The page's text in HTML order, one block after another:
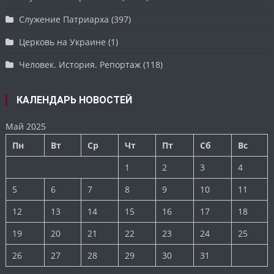
Служение Патриарха (397)
Церковь на Украине (1)
Человек. История. Репортаж (118)
КАЛЕНДАРЬ НОВОСТЕЙ
Май 2025
Пн
Вт Ср Чт Пт Сб
Вс
1
2 3
4
5
6 7 8 9 10
11
12
13 14 15 16 17
18
19
20 21 22 23 24
25
26
27 28 29 30 31